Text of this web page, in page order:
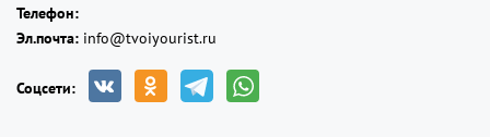
Телефон:
Эл.почта: info@tvoiyourist.ru
Соцсети: